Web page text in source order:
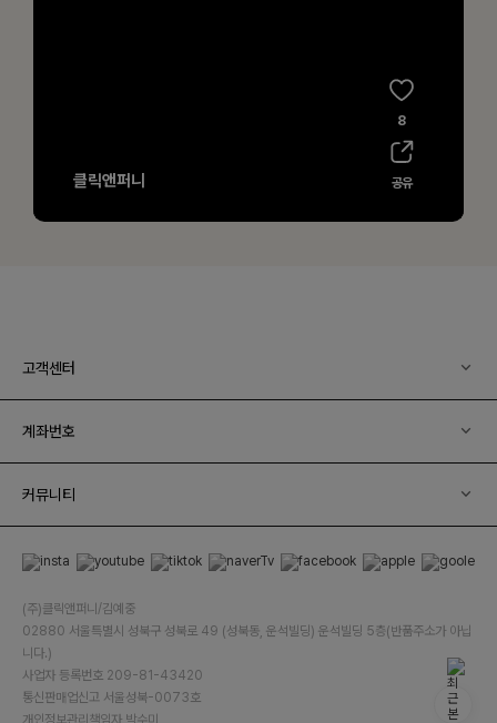
고객센터
계좌번호
커뮤니티
(주)클릭앤퍼니/김예중
02880 서울특별시 성북구 성북로 49 (성북동, 운석빌딩) 운석빌딩 5층(반품주소가 아닙
니다.)
사업자 등록번호 209-81-43420
통신판매업신고 서울성북-0073호
개인정보관리책임자 박수미